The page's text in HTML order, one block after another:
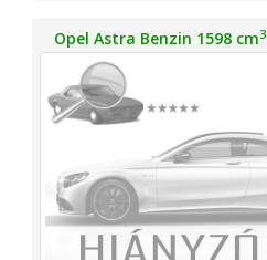
Opel Astra Benzin 1598 cm3